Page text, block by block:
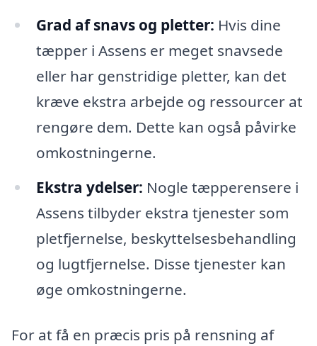
Grad af snavs og pletter: Hvis dine
tæpper i Assens er meget snavsede
eller har genstridige pletter, kan det
kræve ekstra arbejde og ressourcer at
rengøre dem. Dette kan også påvirke
omkostningerne.
Ekstra ydelser: Nogle tæpperensere i
Assens tilbyder ekstra tjenester som
pletfjernelse, beskyttelsesbehandling
og lugtfjernelse. Disse tjenester kan
øge omkostningerne.
For at få en præcis pris på rensning af